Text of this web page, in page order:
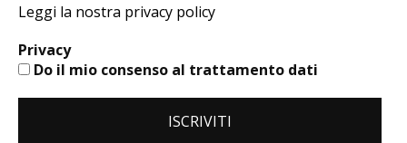
Leggi la nostra privacy policy
Privacy
Do il mio consenso al trattamento dati